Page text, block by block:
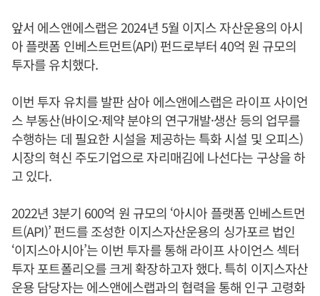
앞서 에스앤에스랩은 2024년 5월 이지스 자산운용의 아시
아 플랫폼 인베스트먼트(API) 펀드로부터 40억 원 규모의
투자를 유치했다.
이번 투자 유치를 발판 삼아 에스앤에스랩은 라이프 사이언
스 부동산(바이오·제약 분야의 연구개발·생산 등의 업무를
수행하는 데 필요한 시설을 제공하는 특화 시설 및 오피스)
시장의 혁신 주도기업으로 자리매김에 나선다는 구상을 하
고 있다.
2022년 3분기 600억 원 규모의 ‘아시아 플랫폼 인베스트먼
트(API)’ 펀드를 조성한 이지스자산운용의 싱가포르 법인
‘이지스아시아’는 이번 투자를 통해 라이프 사이언스 섹터
투자 포트폴리오를 크게 확장하고자 했다. 특히 이지스자산
운용 담당자는 에스앤에스랩과의 협력을 통해 인구 고령화